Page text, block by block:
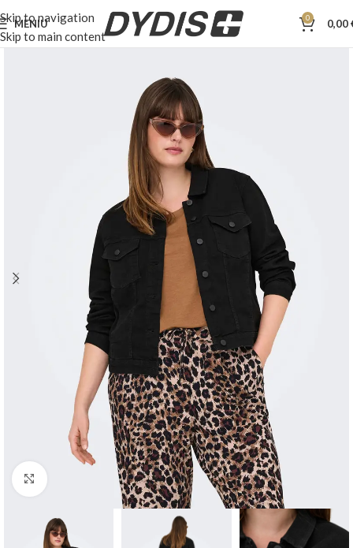
Skip to navigation
Skip to main content
MENIU 0 0,00